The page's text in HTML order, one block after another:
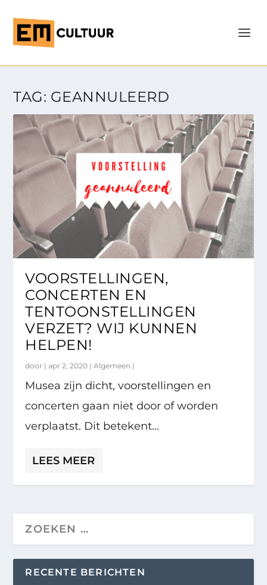
TAG: GEANNULEERD
VOORSTELLINGEN,
CONCERTEN EN
TENTOONSTELLINGEN
VERZET? WIJ KUNNEN
HELPEN!
door |apr 2, 2020 |Algemeen |
Musea zijn dicht, voorstellingen en
concerten gaan niet door of worden
verplaatst. Dit betekent...
LEES MEER
RECENTE BERICHTEN